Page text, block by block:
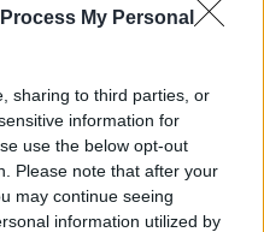
My Personal
sharing to third parties, or
information for
use the below opt-out
Please note that after your
may continue seeing
information utilized by
complesse sulla
delle persone